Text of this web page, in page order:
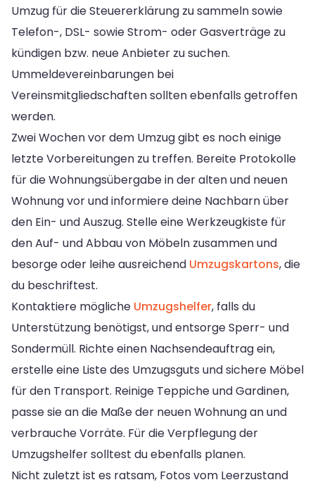
Umzug für die Steuererklärung zu sammeln sowie
Telefon-, DSL- sowie Strom- oder Gasverträge zu
kündigen bzw. neue Anbieter zu suchen.
Ummeldevereinbarungen bei
Vereinsmitgliedschaften sollten ebenfalls getroffen
werden.
Zwei Wochen vor dem Umzug gibt es noch einige
letzte Vorbereitungen zu treffen. Bereite Protokolle
für die Wohnungsübergabe in der alten und neuen
Wohnung vor und informiere deine Nachbarn über
den Ein- und Auszug. Stelle eine Werkzeugkiste für
den Auf- und Abbau von Möbeln zusammen und
besorge oder leihe ausreichend Umzugskartons, die
du beschriftest.
Kontaktiere mögliche Umzugshelfer, falls du
Unterstützung benötigst, und entsorge Sperr- und
Sondermüll. Richte einen Nachsendeauftrag ein,
erstelle eine Liste des Umzugsguts und sichere Möbel
für den Transport. Reinige Teppiche und Gardinen,
passe sie an die Maße der neuen Wohnung an und
verbrauche Vorräte. Für die Verpflegung der
Umzugshelfer solltest du ebenfalls planen.
Nicht zuletzt ist es ratsam, Fotos vom Leerzustand